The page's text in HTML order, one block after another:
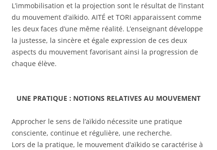
L’immobilisation et la projection sont le résultat de l’instant
du mouvement d’aïkido. AITÉ et TORI apparaissent comme
les deux faces d’une même réalité. L’enseignant développe
la justesse, la sincère et égale expression de ces deux
aspects du mouvement favorisant ainsi la progression de
chaque élève.
UNE PRATIQUE : NOTIONS RELATIVES AU MOUVEMENT
Approcher le sens de l’aïkido nécessite une pratique
consciente, continue et régulière, une recherche.
Lors de la pratique, le mouvement d’aïkido se caractérise à